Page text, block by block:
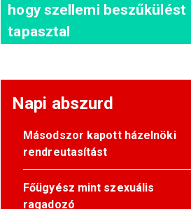
hogy szellemi beszűkülést
tapasztal
Napi abszurd
Másodszor kapott házelnöki
rendreutasítást
Főügyész mint szexuális
ragadozó